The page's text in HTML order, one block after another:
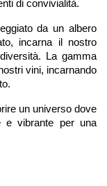
di convivialità.
da un albero
incarna il nostro
La gamma
vini, incarnando
un universo dove
e vibrante per una